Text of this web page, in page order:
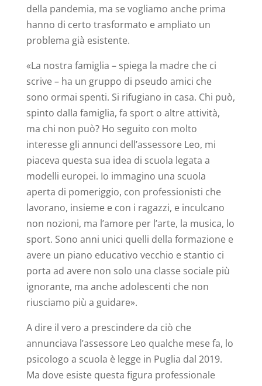
della pandemia, ma se vogliamo anche prima
hanno di certo trasformato e ampliato un
problema già esistente.
«La nostra famiglia – spiega la madre che ci
scrive – ha un gruppo di pseudo amici che
sono ormai spenti. Si rifugiano in casa. Chi può,
spinto dalla famiglia, fa sport o altre attività,
ma chi non può? Ho seguito con molto
interesse gli annunci dell’assessore Leo, mi
piaceva questa sua idea di scuola legata a
modelli europei. Io immagino una scuola
aperta di pomeriggio, con professionisti che
lavorano, insieme e con i ragazzi, e inculcano
non nozioni, ma l’amore per l’arte, la musica, lo
sport. Sono anni unici quelli della formazione e
avere un piano educativo vecchio e stantio ci
porta ad avere non solo una classe sociale più
ignorante, ma anche adolescenti che non
riusciamo più a guidare».
A dire il vero a prescindere da ciò che
annunciava l’assessore Leo qualche mese fa, lo
psicologo a scuola è legge in Puglia dal 2019.
Ma dove esiste questa figura professionale